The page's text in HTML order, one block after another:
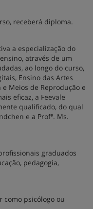
receberá diploma.
a especialização do
através de um
ao longo do curso,
Ensino das Artes
e Meios de Reprodução e
eficaz, a Feevale
qualificado, do qual
e a Profª. Ms.
graduados
pedagogia,
como psicólogo ou